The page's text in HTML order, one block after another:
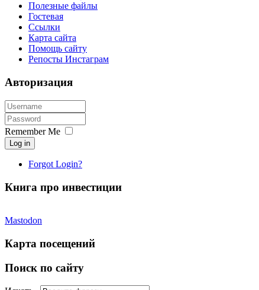
Полезные файлы
Гостевая
Ссылки
Карта сайта
Помощь сайту
Репосты Инстаграм
Авторизация
Remember Me
Log in
Forgot Login?
Книга про инвестиции
Mastodon
Карта посещений
Поиск по сайту